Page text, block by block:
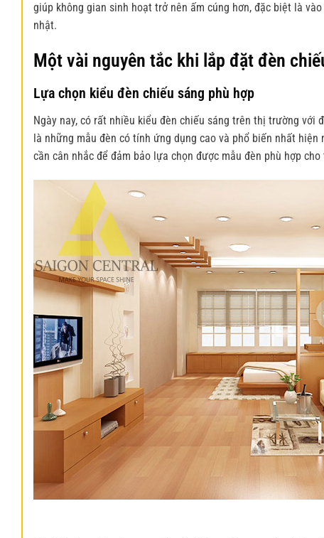
giúp không gian sinh hoạt trở nên ấm cúng hơn, đặc biệt là
nhật.
Một vài nguyên tắc khi lắp đặt đèn
Lựa chọn kiểu đèn chiếu sáng phù hợp
Ngày nay, có rất nhiều kiểu đèn chiếu sáng trên thị trường với
là những mẫu đèn có tính ứng dụng cao và phổ biến nhất hiện
cần cân nhắc để đảm bảo lựa chọn được mẫu đèn phù hợp